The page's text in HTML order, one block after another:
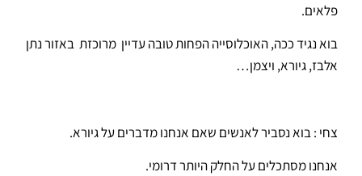
פלאים.
בוא נגיד ככה, האוכלוסייה הפחות טובה עדיין מרוכזת באזור נתן
אלבז, גיורא, ויצמן…
צחי : בוא נסביר לאנשים שאם אנחנו מדברים על גיורא.
אנחנו מסתכלים על החלק היותר דרומי.